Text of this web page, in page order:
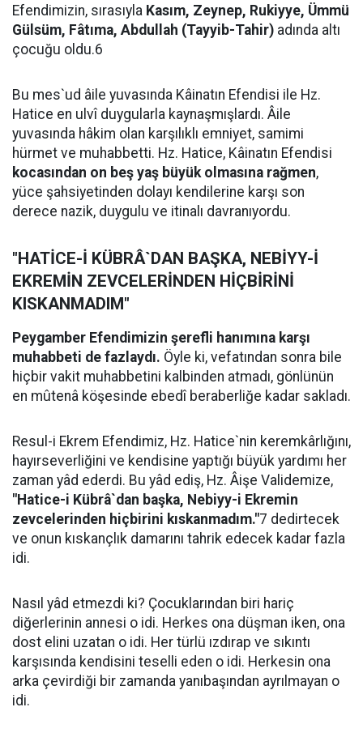
Efendimizin, sırasıyla Kasım, Zeynep, Rukiyye, Ümmü
Gülsüm, Fâtıma, Abdullah (Tayyib-Tahir) adında altı
çocuğu oldu.6
Bu mes`ud âile yuvasında Kâinatın Efendisi ile Hz.
Hatice en ulvî duygularla kaynaşmışlardı. Âile
yuvasında hâkim olan karşılıklı emniyet, samimi
hürmet ve muhabbetti. Hz. Hatice, Kâinatın Efendisi
kocasından on beş yaş büyük olmasına rağmen,
yüce şahsiyetinden dolayı kendilerine karşı son
derece nazik, duygulu ve itinalı davranıyordu.
"HATİCE-İ KÜBRÂ`DAN BAŞKA, NEBİYY-İ
EKREMİN ZEVCELERİNDEN HİÇBİRİNİ
KISKANMADIM"
Peygamber Efendimizin şerefli hanımına karşı
muhabbeti de fazlaydı. Öyle ki, vefatından sonra bile
hiçbir vakit muhabbetini kalbinden atmadı, gönlünün
en mûtenâ köşesinde ebedî beraberliğe kadar sakladı.
Resul-i Ekrem Efendimiz, Hz. Hatice`nin keremkârlığını,
hayırseverliğini ve kendisine yaptığı büyük yardımı her
zaman yâd ederdi. Bu yâd ediş, Hz. Âişe Validemize,
"Hatice-i Kübrâ`dan başka, Nebiyy-i Ekremin
zevcelerinden hiçbirini kıskanmadım."7 dedirtecek
ve onun kıskançlık damarını tahrik edecek kadar fazla
idi.
Nasıl yâd etmezdi ki? Çocuklarından biri hariç
diğerlerinin annesi o idi. Herkes ona düşman iken, ona
dost elini uzatan o idi. Her türlü ızdırap ve sıkıntı
karşısında kendisini teselli eden o idi. Herkesin ona
arka çevirdiği bir zamanda yanıbaşından ayrılmayan o
idi.